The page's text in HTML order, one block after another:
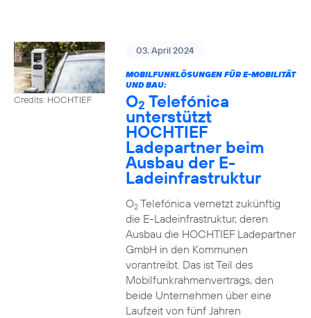
Credits: HOCHTIEF
03. April 2024
MOBILFUNKLÖSUNGEN FÜR E-MOBILITÄT
UND BAU:
O2 Telefónica
unterstützt
HOCHTIEF
Ladepartner beim
Ausbau der E-
Ladeinfrastruktur
O2Telefónica vernetzt zukünftig
die E-Ladeinfrastruktur, deren
Ausbau die HOCHTIEF Ladepartner
GmbH in den Kommunen
vorantreibt. Das ist Teil des
Mobilfunkrahmenvertrags, den
beide Unternehmen über eine
Laufzeit von fünf Jahren